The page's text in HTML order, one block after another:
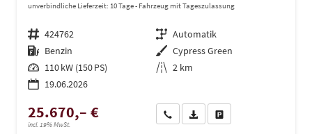
unverbindliche Lieferzeit: 10 Tage Fahrzeug mit Tageszulassung
Fahrzeugnr. 424762 Getriebe Automatik
Kraftstoff Benzin Außenfarbe Cypress Green
Leistung 110 kW (150 PS) Kilometerstand 2 km
19.06.2026
25.670,– €
incl. 19% MwSt.
Wir rufen Sie anPDF-Datei, Fahrzeugexposé